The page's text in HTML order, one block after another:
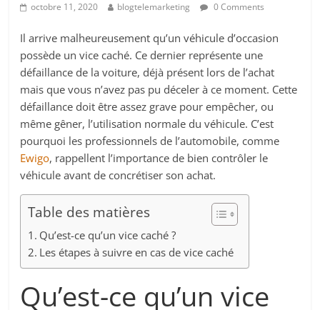
octobre 11, 2020 blogtelemarketing 0 Comments
Il arrive malheureusement qu’un véhicule d’occasion
possède un vice caché. Ce dernier représente une
défaillance de la voiture, déjà présent lors de l’achat
mais que vous n’avez pas pu déceler à ce moment. Cette
défaillance doit être assez grave pour empêcher, ou
même gêner, l’utilisation normale du véhicule. C’est
pourquoi les professionnels de l’automobile, comme
Ewigo, rappellent l’importance de bien contrôler le
véhicule avant de concrétiser son achat.
Table des matières
Qu’est-ce qu’un vice caché ?
Les étapes à suivre en cas de vice caché
Qu’est-ce qu’un vice